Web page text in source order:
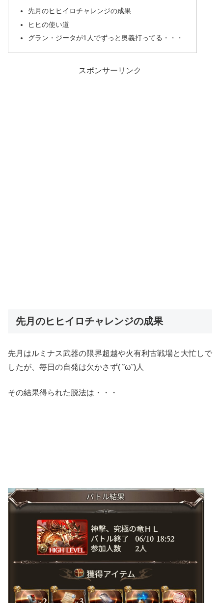
先月のヒヒイロチャレンジの成果
ヒヒの使い道
グラン・ジータが1人でずっと奥義打ってる・・・
スポンサーリンク
先月のヒヒイロチャレンジの成果
先月はルミナス武器の限界超越や火有利古戦場と大忙しで
したが、毎日の自発は欠かさず( ˘ω˘)人
その結果得られた脱法は・・・